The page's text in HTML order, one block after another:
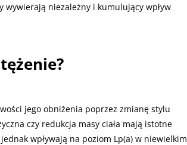
wywierają niezależny i kumulujący wpływ
jego obniżenia poprzez zmianę stylu
czy redukcja masy ciała mają istotne
wpływają na poziom Lp(a) w niewielkim